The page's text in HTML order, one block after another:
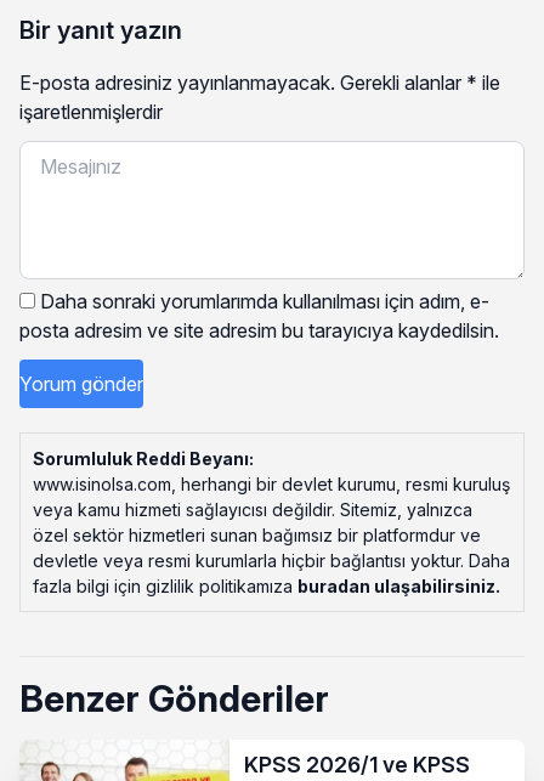
Bir yanıt yazın
E-posta adresiniz yayınlanmayacak. Gerekli alanlar * ile
işaretlenmişlerdir
Daha sonraki yorumlarımda kullanılması için adım, e-
posta adresim ve site adresim bu tarayıcıya kaydedilsin.
Sorumluluk Reddi Beyanı:
www.isinolsa.com, herhangi bir devlet kurumu, resmi kuruluş
veya kamu hizmeti sağlayıcısı değildir. Sitemiz, yalnızca
özel sektör hizmetleri sunan bağımsız bir platformdur ve
devletle veya resmi kurumlarla hiçbir bağlantısı yoktur. Daha
fazla bilgi için gizlilik politikamıza buradan ulaşabilirsiniz.
Benzer Gönderiler
KPSS 2026/1 ve KPSS